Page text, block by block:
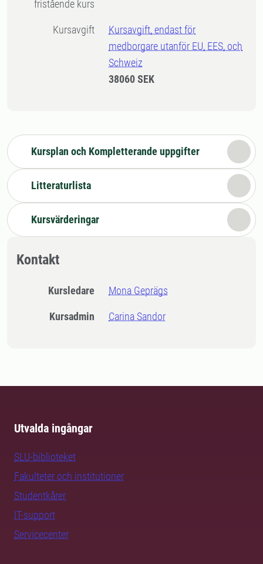
fristående kurs
Kursavgift
Kursavgift, endast för
medborgare utanför EU, EES, och
Schweiz
38060 SEK
Kursplan och Kompletterande uppgifter
Litteraturlista
Kursvärderingar
Kontakt
Kursledare Mona Geprägs
Kursadmin Carina Sandor
Utvalda ingångar
SLU-biblioteket
Fakulteter och institutioner
Studentkårer
IT-support
Servicecenter